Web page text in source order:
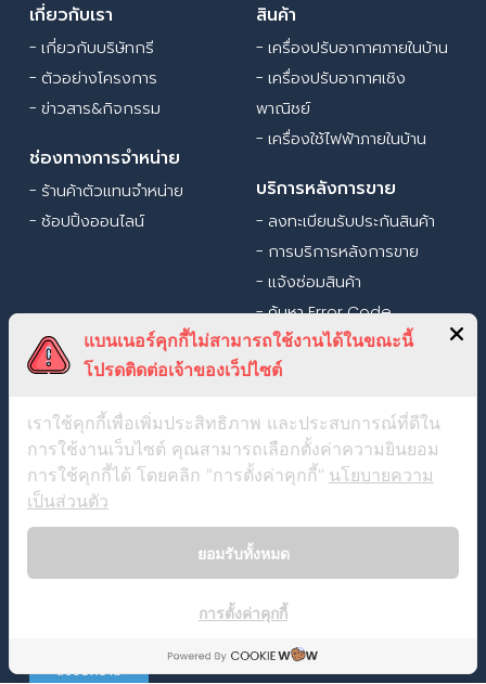
เกี่ยวกับเรา
- เกี่ยวกับบริษัทกรี
- ตัวอย่างโครงการ
- ข่าวสาร&กิจกรรม
ช่องทางการจำหน่าย
- ร้านค้าตัวแทนจำหน่าย
- ช้อปปิ้งออนไลน์
สินค้า
- เครื่องปรับอากาศภายในบ้าน
- เครื่องปรับอากาศเชิง
พาณิชย์
- เครื่องใช้ไฟฟ้าภายในบ้าน
บริการหลังการขาย
- ลงทะเบียนรับประกันสินค้า
- การบริการหลังการขาย
- แจ้งซ่อมสินค้า
- ค้นหา Error Code
ส่งข้อความ
แบนเนอร์คุกกี้ไม่สามารถใช้งานได้ในขณะนี้
โปรดติดต่อเจ้าของเว็ปไซต์
เราใช้คุกกี้เพื่อเพิ่มประสิทธิภาพ และประสบการณ์ที่ดีใน
การใช้งานเว็บไซต์ คุณสามารถเลือกตั้งค่าความยินยอม
การใช้คุกกี้ได้ โดยคลิก "การตั้งค่าคุกกี้" นโยบายความ
เป็นส่วนตัว
ยอมรับทั้งหมด
การตั้งค่าคุกกี้